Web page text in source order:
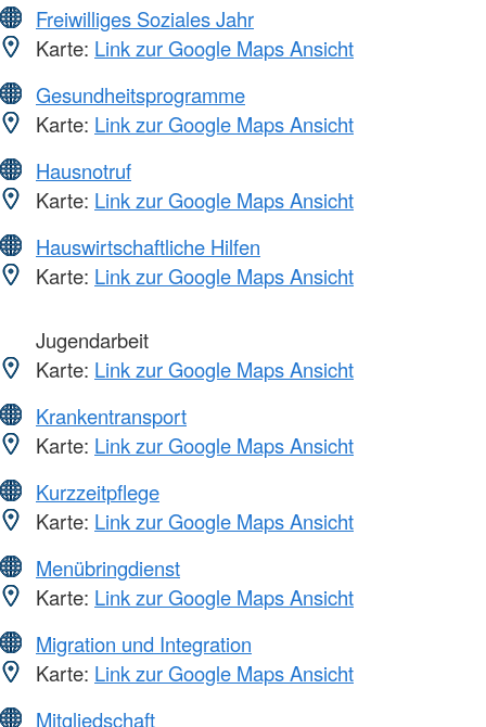
Freiwilliges Soziales Jahr
Karte: Link zur Google Maps Ansicht
Gesundheitsprogramme
Karte: Link zur Google Maps Ansicht
Hausnotruf
Karte: Link zur Google Maps Ansicht
Hauswirtschaftliche Hilfen
Karte: Link zur Google Maps Ansicht
Jugendarbeit
Karte: Link zur Google Maps Ansicht
Krankentransport
Karte: Link zur Google Maps Ansicht
Kurzzeitpflege
Karte: Link zur Google Maps Ansicht
Menübringdienst
Karte: Link zur Google Maps Ansicht
Migration und Integration
Karte: Link zur Google Maps Ansicht
Mitgliedschaft